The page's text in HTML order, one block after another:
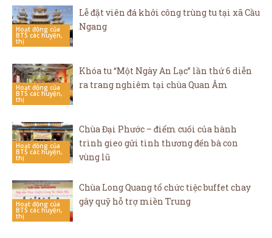
Hoạt động của
BTS các huyện,
thị
Lễ đặt viên đá khởi công trùng tu tại xã Cầu
Ngang
Hoạt động của
BTS các huyện,
thị
Khóa tu “Một Ngày An Lạc” lần thứ 6 diễn
ra trang nghiêm tại chùa Quan Âm
Hoạt động của
BTS các huyện,
thị
Chùa Đại Phước – điểm cuối của hành
trình gieo gửi tình thương đến bà con
vùng lũ
Hoạt động của
BTS các huyện,
thị
Chùa Long Quang tổ chức tiệc buffet chay
gây quỹ hỗ trợ miền Trung